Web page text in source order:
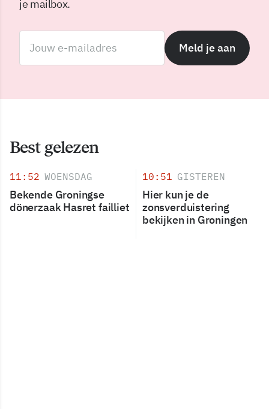
je mailbox.
Meld je aan
Best gelezen
11:52 WOENSDAG
Bekende Groningse
dönerzaak Hasret failliet
10:51 GISTEREN
Hier kun je de
zonsverduistering
bekijken in Groningen